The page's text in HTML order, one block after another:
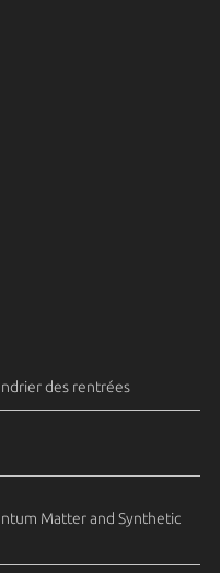
des rentrées
Matter and Synthetic